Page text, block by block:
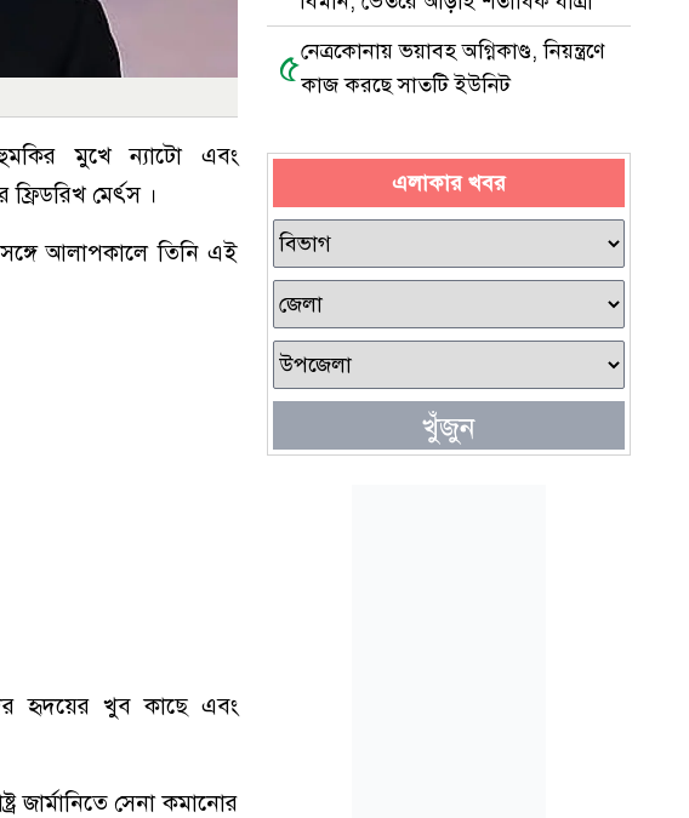
হুমকির মুখে ন্যাটো এবং
ফ্রিডরিখ মের্ৎস ।
সঙ্গে আলাপকালে তিনি এই
হৃদয়ের খুব কাছে এবং
জার্মানিতে সেনা কমানোর
৫নেত্রকোনায় ভয়াবহ অগ্নিকাণ্ড, নিয়ন্ত্রণে
কাজ করছে সাতটি ইউনিট
এলাকার খবর
খুঁজুন